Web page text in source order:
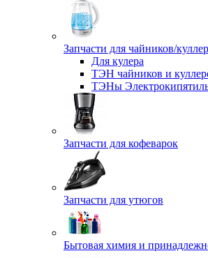
Запчасти для чайников/
Для кулера
ТЭН чайников и
ТЭНы
Запчасти для кофеварок
Запчасти для утюгов
Бытовая химия и